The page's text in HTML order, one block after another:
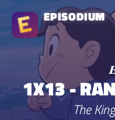
EPISODIUM
1X13 -
The